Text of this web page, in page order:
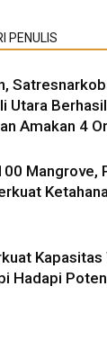
PENULIS
Utara
Amakan 4
Mangrove,
Kapasitas
Hadapi